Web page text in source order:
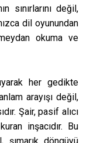
sınırlarını değil,
dil oyunundan
okuma ve
her gedikte
arayışı değil,
Şair, pasif alıcı
inşacıdır. Bu